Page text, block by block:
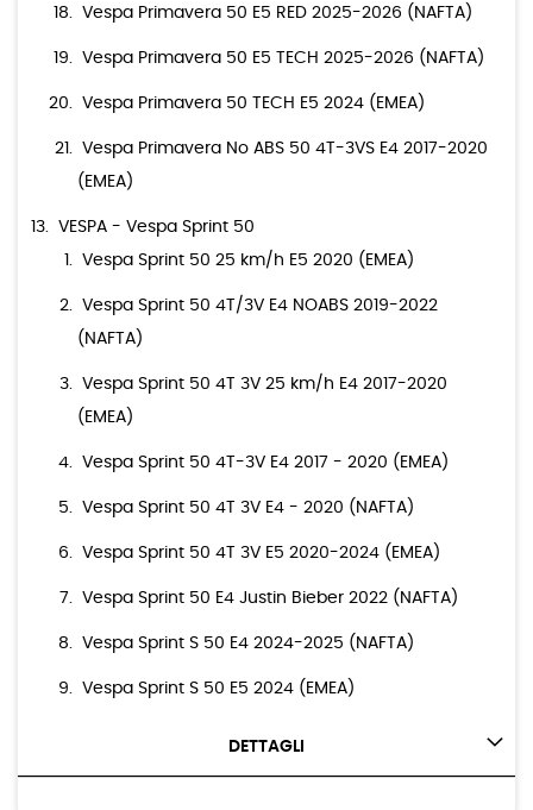
Vespa Primavera 50 E5 RED 2025-2026 (NAFTA)
Vespa Primavera 50 E5 TECH 2025-2026 (NAFTA)
Vespa Primavera 50 TECH E5 2024 (EMEA)
Vespa Primavera No ABS 50 4T-3VS E4 2017-2020
(EMEA)
VESPA - Vespa Sprint 50
Vespa Sprint 50 25 km/h E5 2020 (EMEA)
Vespa Sprint 50 4T/3V E4 NOABS 2019-2022
(NAFTA)
Vespa Sprint 50 4T 3V 25 km/h E4 2017-2020
(EMEA)
Vespa Sprint 50 4T-3V E4 2017 - 2020 (EMEA)
Vespa Sprint 50 4T 3V E4 - 2020 (NAFTA)
Vespa Sprint 50 4T 3V E5 2020-2024 (EMEA)
Vespa Sprint 50 E4 Justin Bieber 2022 (NAFTA)
Vespa Sprint S 50 E4 2024-2025 (NAFTA)
Vespa Sprint S 50 E5 2024 (EMEA)
DETTAGLI